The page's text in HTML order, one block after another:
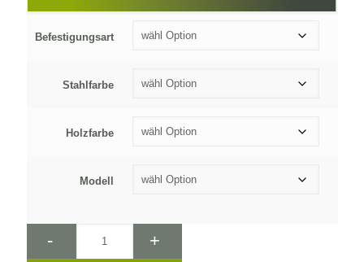
Befestigungsart
Stahlfarbe
Holzfarbe
Modell
- +